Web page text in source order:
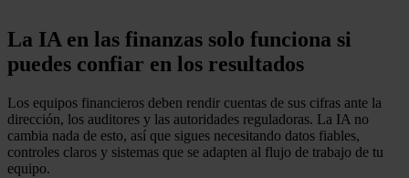
La IA en las finanzas solo funciona si
puedes confiar en los resultados
Los equipos financieros deben rendir cuentas de sus cifras ante la
dirección, los auditores y las autoridades reguladoras. La IA no
cambia nada de esto, así que sigues necesitando datos fiables,
controles claros y sistemas que se adapten al flujo de trabajo de tu
equipo.